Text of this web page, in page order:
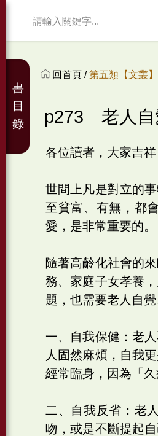
回首頁 /第五類【文叢
p273 老人自
各位讀者，大家吉祥
世間上凡是對立的
至貧富、有無，都
愛，是非常重要的。
隨著高齡化社會的
務、家庭子女孝養
題，也需要老人自
一、自我保健：老
人固然麻煩，自我
經常臨身，因為「
二、自我反省：老
吻，或是不斷提起
書
目
錄